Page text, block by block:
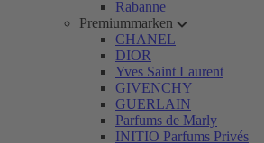
Rabanne
Premiummarken
CHANEL
DIOR
Yves Saint Laurent
GIVENCHY
GUERLAIN
Parfums de Marly
INITIO Parfums Privés